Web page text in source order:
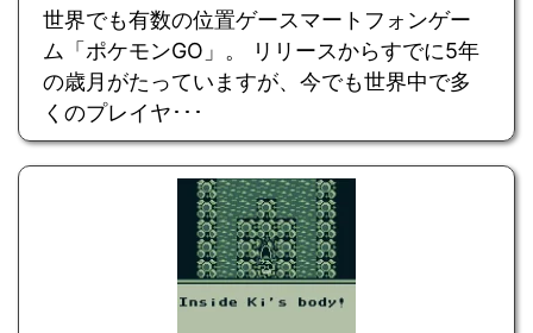
世界でも有数の位置ゲースマートフォンゲー
ム「ポケモンGO」。 リリースからすでに5年
の歳月がたっていますが、今でも世界中で多
くのプレイヤ･･･